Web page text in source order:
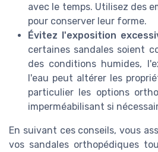
avec le temps. Utilisez des
pour conserver leur forme.
Évitez l'exposition
certaines sandales soient
des conditions humides,
l'eau peut altérer les
particulier les options
imperméabilisant si
En suivant ces conseils, vous
vos sandales orthopédiques